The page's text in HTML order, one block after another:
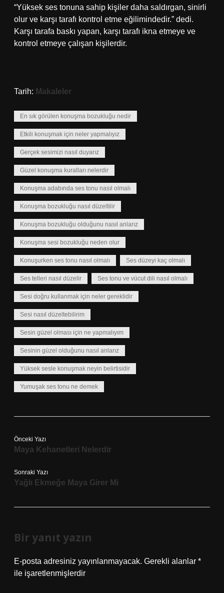
“Yüksek ses tonuna sahip kişiler daha saldırgan, sinirli
olur ve karşı tarafı kontrol etme eğilimindedir.” dedi.
Karşı tarafa baskı yapan, karşı tarafı ikna etmeye ve
kontrol etmeye çalışan kişilerdir.
Tarih: Makaleler
En sık görülen konuşma bozukluğu nedir
Etkili konuşmak için neler yapmalıyız
Gerçek sesimizi nasıl duyarız
Güzel konuşma kuralları nelerdir
Konuşma adabında ses tonu nasıl olmalı
Konuşma bozukluğu nasıl düzeltilir
Konuşma bozukluğu olduğunu nasıl anlarız
Konuşma sesi bozukluğu neden olur
Konuşurken ses tonu nasıl olmalı Ses düzeyi kaç olmalı
Ses telleri nasıl düzelir Ses tonu ve vücut dili nasıl olmalı
Sesi doğru kullanmak için neler gereklidir
Sesi nasıl düzeltebilirim
Sesin güzel olması için ne yapmalıyım
Sesinin güzel olduğunu nasıl anlarız
Yüksek sesle konuşmak neyin belirtisidir
Yumuşak ses tonu ne demek
Önceki Yazı
Maya Kehanetleri Nelerdir
Sonraki Yazı
Yağlı Ekmeğe Maya Girer Mi
Bir yanıt yazın
E-posta adresiniz yayınlanmayacak. Gerekli alanlar *
ile işaretlenmişlerdir